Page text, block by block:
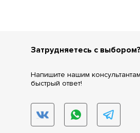
Затрудняетесь с выбором?
Напишите нашим
быстрый ответ!